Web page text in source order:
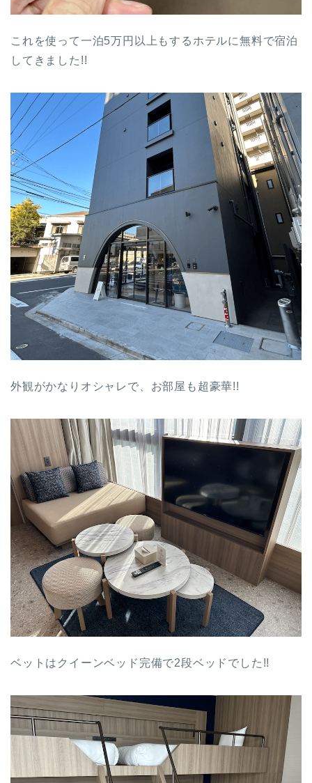
これを使って一泊5万円以上もするホテルに無料で宿泊
してきました!!
外観がかなりオシャレで、お部屋も超豪華!!
ベットはクイーンベッド完備で2段ベッドでした!!